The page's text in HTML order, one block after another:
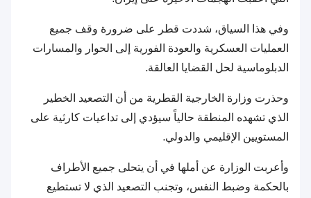
وفي هذا السياق، شددت قطر على ضرورة وقف جميع
العمليات العسكرية والعودة الفورية إلى الحوار والمسارات
الدبلوماسية لحل القضايا العالقة.
وحذرت وزارة الخارجية القطرية من أن التصعيد الخطير
الذي تشهده المنطقة حالياً سيؤدي إلى تداعيات كارثية على
المستويين الإقليمي والدولي.
وأعربت الوزارة عن أملها في أن يتحلى جميع الأطراف
بالحكمة وضبط النفس، وتجنب التصعيد الذي لا تستطيع